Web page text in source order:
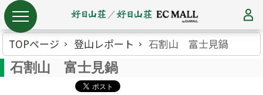
TOPページ 登山レポート 石割山 富士見鍋
石割山 富士見鍋